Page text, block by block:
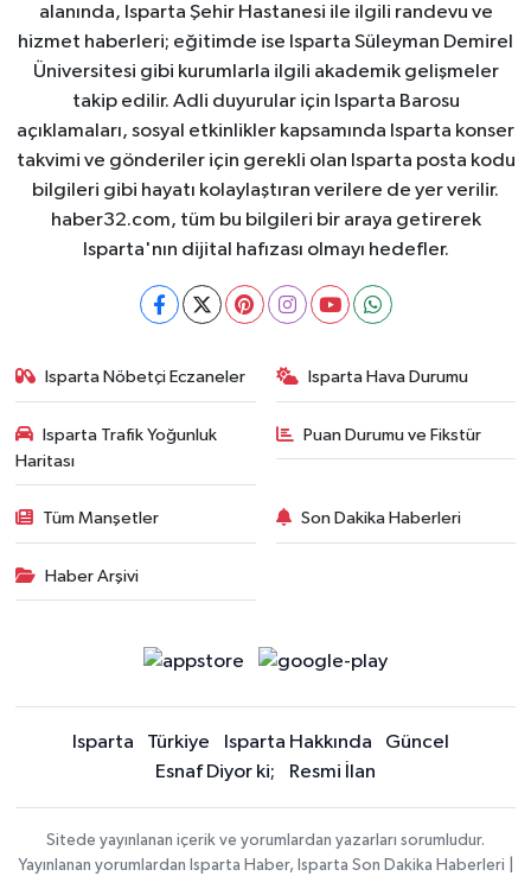
alanında, Isparta Şehir Hastanesi ile ilgili randevu ve
hizmet haberleri; eğitimde ise Isparta Süleyman Demirel
Üniversitesi gibi kurumlarla ilgili akademik gelişmeler
takip edilir. Adli duyurular için Isparta Barosu
açıklamaları, sosyal etkinlikler kapsamında Isparta konser
takvimi ve gönderiler için gerekli olan Isparta posta kodu
bilgileri gibi hayatı kolaylaştıran verilere de yer verilir.
haber32.com, tüm bu bilgileri bir araya getirerek
Isparta'nın dijital hafızası olmayı hedefler.
Isparta Nöbetçi Eczaneler Isparta Hava Durumu
Isparta Trafik Yoğunluk
Haritası
Puan Durumu ve Fikstür
Tüm Manşetler Son Dakika Haberleri
Haber Arşivi
Isparta Türkiye Isparta Hakkında
Güncel
Esnaf Diyor ki;
Resmi İlan
Sitede yayınlanan içerik ve yorumlardan yazarları sorumludur.
Yayınlanan yorumlardan Isparta Haber, Isparta Son Dakika Haberleri |